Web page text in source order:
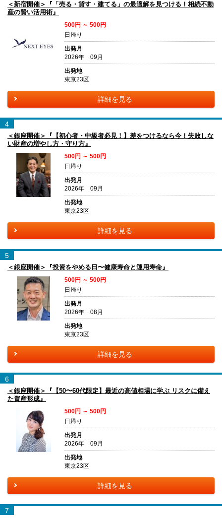
＜新宿開催＞『「売る・貸す・建てる」の最適解を見つける！相続不動
産の賢い活用術』
500円 ～ 500円
日帰り
出発月
2026年 09月
出発地
東京23区
詳細を見る
4
＜銀座開催＞『【初心者・中級者必見！】差をつけるなら今！失敗しな
い財産の増やし方・守り方』
500円 ～ 500円
日帰り
出発月
2026年 09月
出発地
東京23区
詳細を見る
5
＜銀座開催＞『投資をやめる日〜健康寿命と運用寿命』
500円 ～ 500円
日帰り
出発月
2026年 08月
出発地
東京23区
詳細を見る
6
＜銀座開催＞『【50〜60代限定】最近の高値相場に学ぶ リスクに備え
た資産形成』
500円 ～ 500円
日帰り
出発月
2026年 09月
出発地
東京23区
詳細を見る
7